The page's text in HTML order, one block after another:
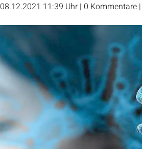
08.12.2021 11:39 Uhr | 0 Kommentare |